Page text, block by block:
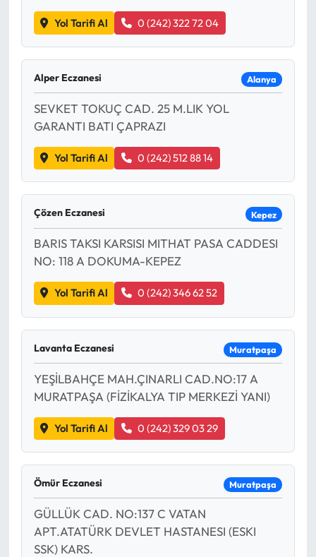
Yol Tarifi Al 0 (242) 322 72 04
Alper Eczanesi Alanya
SEVKET TOKUÇ CAD. 25 M.LIK YOL
GARANTI BATI ÇAPRAZI
Yol Tarifi Al 0 (242) 512 88 14
Çözen Eczanesi Kepez
BARIS TAKSI KARSISI MITHAT PASA CADDESI
NO: 118 A DOKUMA-KEPEZ
Yol Tarifi Al 0 (242) 346 62 52
Lavanta Eczanesi Muratpaşa
YEŞİLBAHÇE MAH.ÇINARLI CAD.NO:17 A
MURATPAŞA (FİZİKALYA TIP MERKEZİ YANI)
Yol Tarifi Al 0 (242) 329 03 29
Ömür Eczanesi Muratpaşa
GÜLLÜK CAD. NO:137 C VATAN
APT.ATATÜRK DEVLET HASTANESI (ESKI
SSK) KARS.